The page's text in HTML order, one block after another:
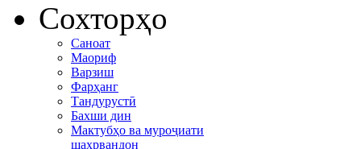
Сохторҳо
Саноат
Маориф
Варзиш
Фарҳанг
Тандурустӣ
Бахши дин
Мактубҳо ва муроҷиати
шаҳрвандон